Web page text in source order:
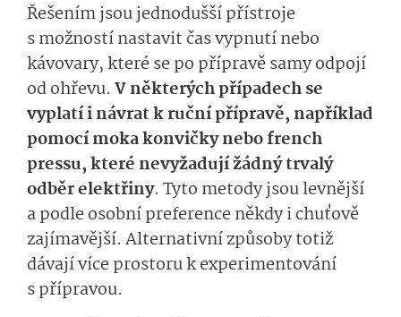
Řešením jsou jednodušší přístroje
s možností nastavit čas vypnutí nebo
kávovary, které se po přípravě samy odpojí
od ohřevu. V některých případech se
vyplatí i návrat k ruční přípravě, například
pomocí moka konvičky nebo french
pressu, které nevyžadují žádný trvalý
odběr elektřiny. Tyto metody jsou levnější
a podle osobní preference někdy i chuťově
zajímavější. Alternativní způsoby totiž
dávají více prostoru k experimentování
s přípravou.